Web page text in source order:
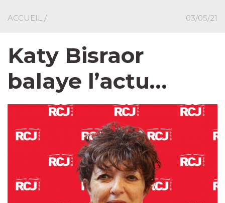
ACCUEIL / 03/05/21
Katy Bisraor
balaye l’actu…